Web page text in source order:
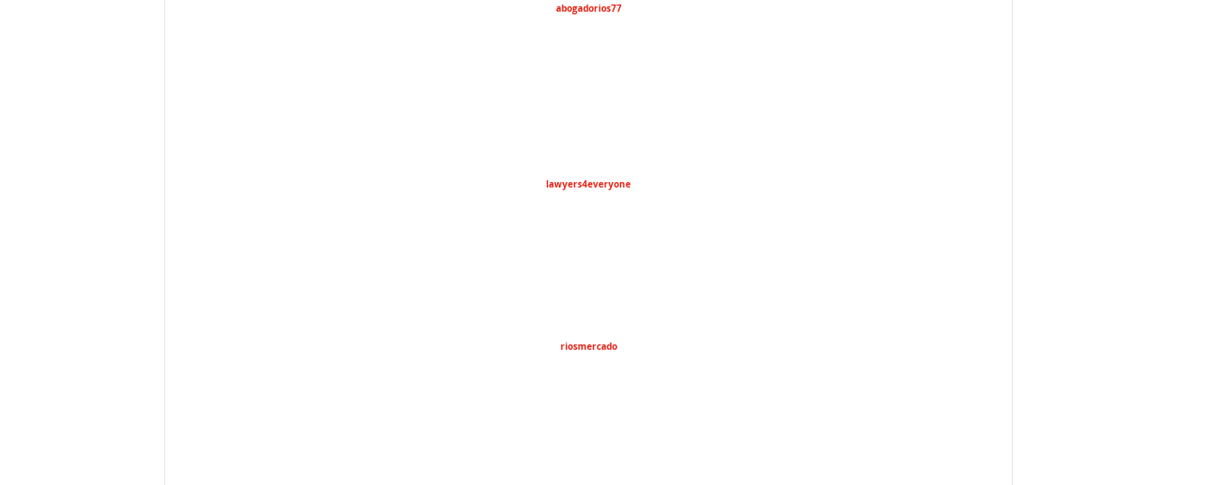
abogadorios77
lawyers4everyone
riosmercado